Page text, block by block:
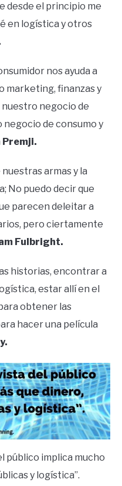
desde el principio me
en logística y otros
nos ayuda a
marketing, finanzas y
nuestro negocio de
de consumo y
Premji.
armas y la
No puedo decir que
parecen deleitar a
pero ciertamente
Fulbright.
historias, encontrar a
estar allí en el
obtener las
hacer una película
público implica mucho
y logística”.